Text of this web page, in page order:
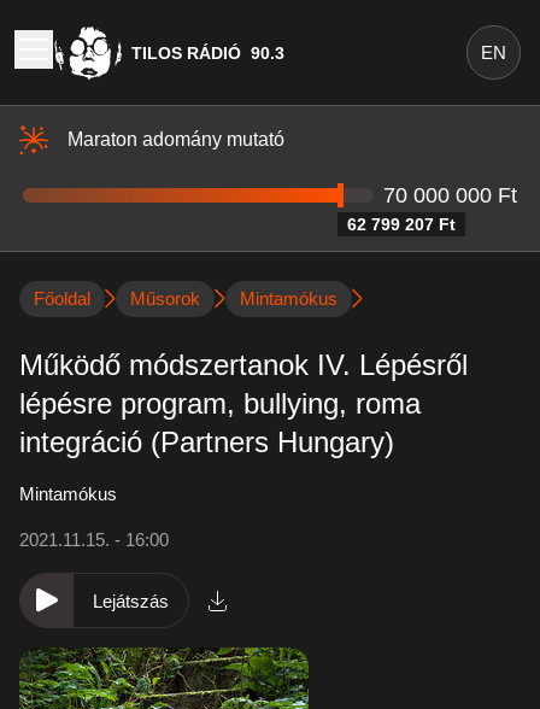
TILOS RÁDIÓ 90.3 EN
Maraton adomány mutató
62 799 207 Ft
70 000 000 Ft
Főoldal Műsorok Mintamókus
Működő módszertanok IV. Lépésről
lépésre program, bullying, roma
integráció (Partners Hungary)
Mintamókus
2021.11.15. - 16:00
Lejátszás